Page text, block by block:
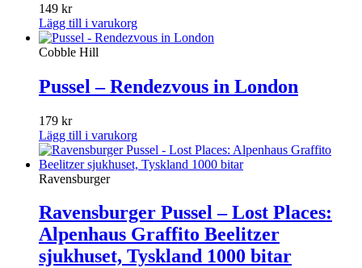
149 kr
Lägg till i varukorg
Cobble Hill
Pussel – Rendezvous in London
179 kr
Lägg till i varukorg
Ravensburger
Ravensburger Pussel – Lost Places:
Alpenhaus Graffito Beelitzer
sjukhuset, Tyskland 1000 bitar